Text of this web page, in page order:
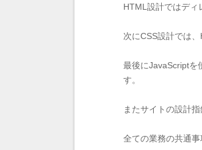
HTML設計ではディ
次にCSS設計では
最後にJavaScriptを
す。
またサイトの設計
全ての業務の共通